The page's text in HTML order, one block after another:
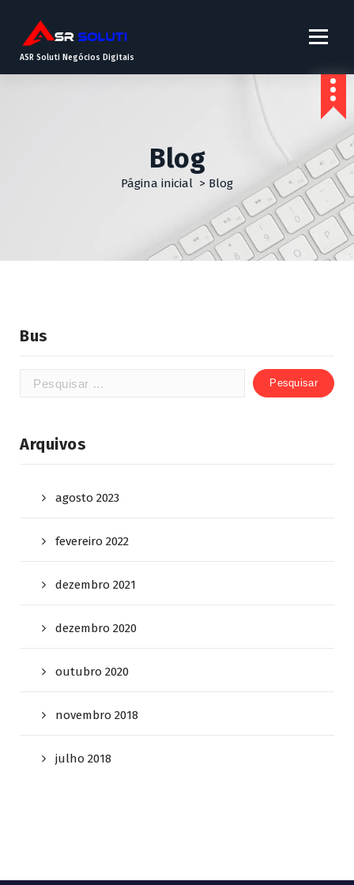
ASR Soluti Negócios Digitais
Blog
Página inicial > Blog
Bus
Arquivos
agosto 2023
fevereiro 2022
dezembro 2021
dezembro 2020
outubro 2020
novembro 2018
julho 2018